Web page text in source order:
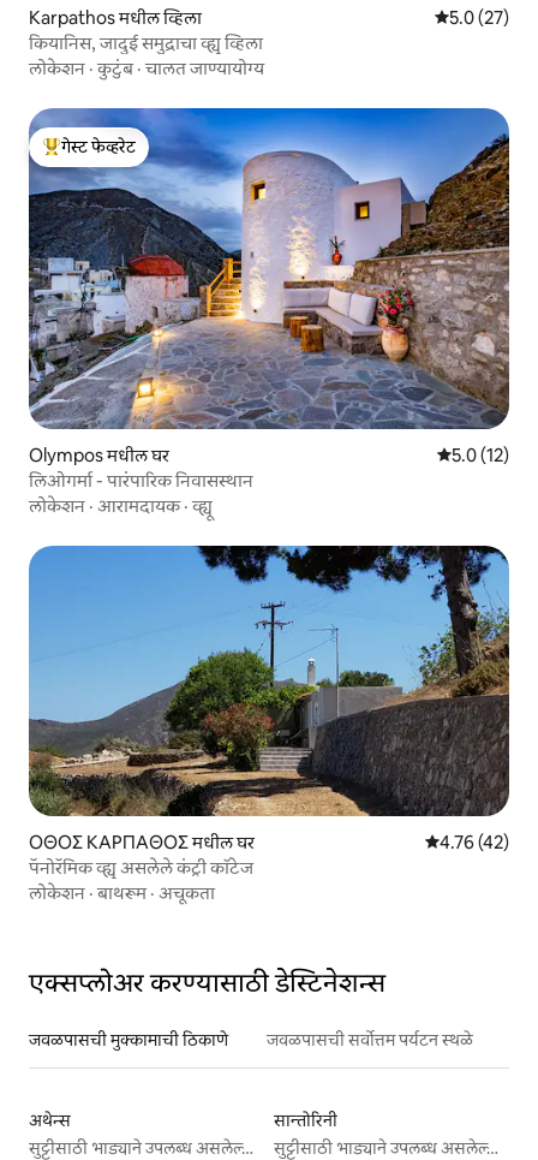
Karpathos मधील व्हिला 5 पैकी 5.0
5.0 (27)
कियानिस, जादुई समुद्राचा व्ह्यू व्हिला
लोकेशन ·कुटुंब·चालत जाण्यायोग्य
टॉप गेस्ट फेव्हरेट
गेस्ट फेव्हरेट
Olympos मधील घर 5 पैकी 5.0
5.0 (12)
लिओगर्मा - पारंपारिक निवासस्थान
लोकेशन · आरामदायक·व्ह्यू
OΘΟΣ ΚΑΡΠΑΘΟΣ मधील घर 5 पैकी 4.76
4.76 (42)
पॅनोरॅमिक व्ह्यू असलेले कंट्री कॉटेज
लोकेशन ·बाथरूम· अचूकता
एक्सप्लोअर करण्यासाठी डेस्टिनेशन्स
जवळपासची मुक्कामाची ठिकाणे जवळपासची सर्वोत्तम पर्यटन स्थळे
अथेन्स
सुट्टीसाठी भाड्याने उपलब्ध असलेल्या जागा
सान्तोरिनी
सुट्टीसाठी भाड्याने उपलब्ध असलेल्या जागा